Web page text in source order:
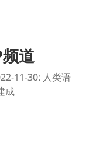
道
11-30: 人类语
成